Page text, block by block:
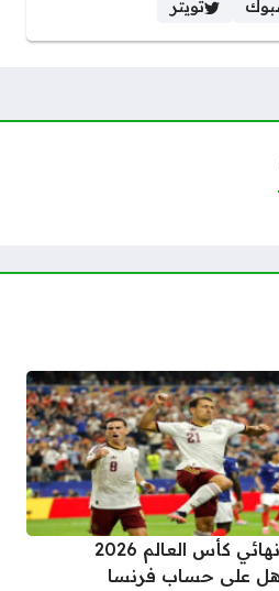
تويتر
موعد مباراة إسبانيا في نهائي كأس العالم 2026
على حساب فرنسا